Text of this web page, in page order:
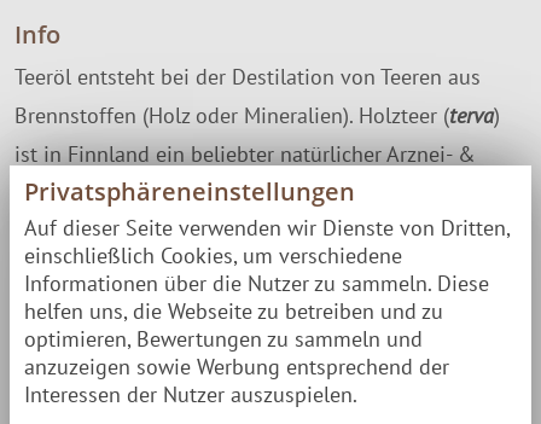
Info
Teeröl entsteht bei der Destilation von Teeren aus
Brennstoffen (Holz oder Mineralien). Holzteer (terva)
ist in Finnland ein beliebter natürlicher Arznei- &
Aromastoff, dessenmarkanter rauchiger Duft
anzutreffen ist. Ob im Saunaaufguss, dem Shampoo,
im Kaugummi oder dem Räucherlachs, alles gibts in
der Teer-Geschmachsrichtung.
Terva entsteht durch pyrolytische (thermische
Behandlung unter Ausschluss von Sauerstoff) von
Privatsphäreneinstellungen
Auf dieser Seite verwenden wir Dienste von Dritten,
einschließlich Cookies, um verschiedene
Informationen über die Nutzer zu sammeln. Diese
helfen uns, die Webseite zu betreiben und zu
optimieren, Bewertungen zu sammeln und
anzuzeigen sowie Werbung entsprechend der
Interessen der Nutzer auszuspielen.